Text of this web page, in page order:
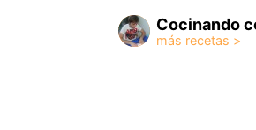
Cocinando